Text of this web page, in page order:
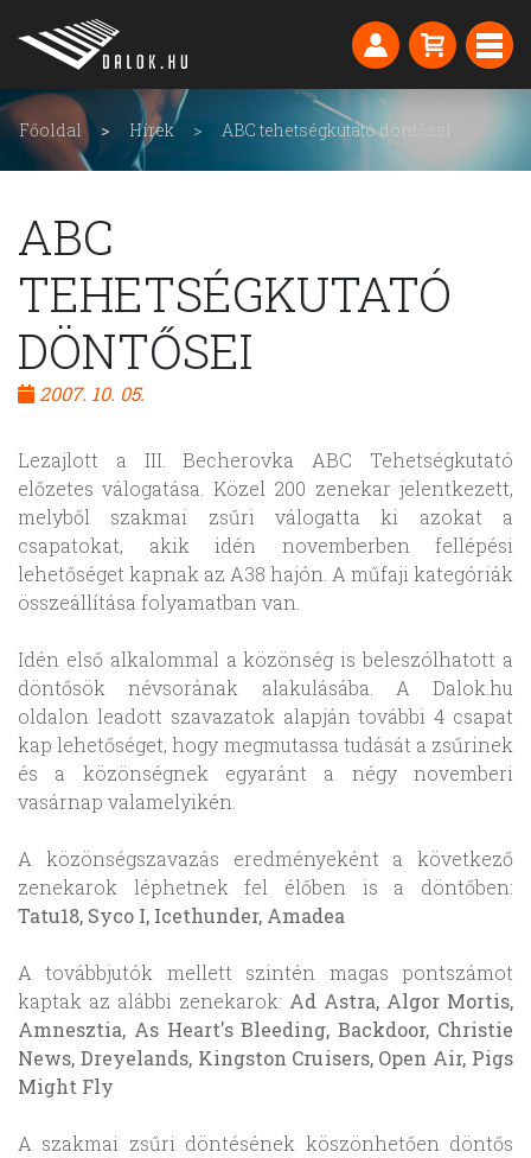
Főoldal Hírek ABC tehetségkutató döntősei
ABC
TEHETSÉGKUTATÓ
DÖNTŐSEI
2007. 10. 05.
Lezajlott a III. Becherovka ABC Tehetségkutató
előzetes válogatása. Közel 200 zenekar jelentkezett,
melyből szakmai zsűri válogatta ki azokat a
csapatokat, akik idén novemberben fellépési
lehetőséget kapnak az A38 hajón. A műfaji kategóriák
összeállítása folyamatban van.
Idén első alkalommal a közönség is beleszólhatott a
döntősök névsorának alakulásába. A Dalok.hu
oldalon leadott szavazatok alapján további 4 csapat
kap lehetőséget, hogy megmutassa tudását a zsűrinek
és a közönségnek egyaránt a négy novemberi
vasárnap valamelyikén.
A közönségszavazás eredményeként a következő
zenekarok léphetnek fel élőben is a döntőben:
Tatu18, Syco I, Icethunder, Amadea
A továbbjutók mellett szintén magas pontszámot
kaptak az alábbi zenekarok: Ad Astra, Algor Mortis,
Amnesztia, As Heart's Bleeding, Backdoor, Christie
News, Dreyelands, Kingston Cruisers, Open Air, Pigs
Might Fly
A szakmai zsűri döntésének köszönhetően döntős